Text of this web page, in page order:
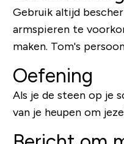
Gebruik altijd
armspieren te
maken. Tom's
Oefening
Als je de steen op je
van je heupen om